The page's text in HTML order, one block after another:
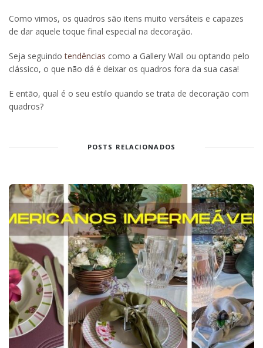
Como vimos, os quadros são itens muito versáteis e capazes
de dar aquele toque final especial na decoração.
Seja seguindotendências como a Gallery Wall ou optando pelo
clássico, o que não dá é deixar os quadros fora da sua casa!
E então, qual é o seu estilo quando se trata de decoração com
quadros?
POSTS RELACIONADOS